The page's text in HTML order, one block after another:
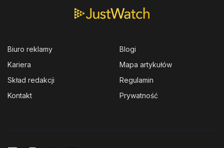
Biuro reklamy
Kariera
Skład redakcji
Kontakt
Blogi
Mapa artykułów
Regulamin
Prywatność